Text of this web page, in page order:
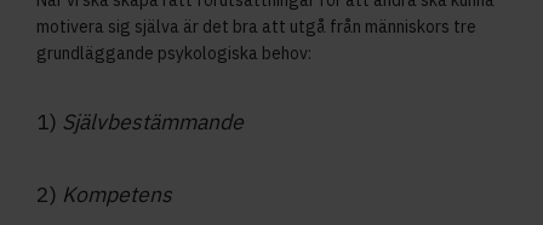
motivera sig själva är det bra att utgå från människors tre
grundläggande psykologiska behov:
1) Självbestämmande
2) Kompetens